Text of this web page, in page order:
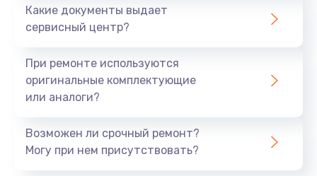
Какие документы выдает
сервисный центр?
При ремонте используются
оригинальные комплектующие
или аналоги?
Возможен ли срочный ремонт?
Могу при нем присутствовать?